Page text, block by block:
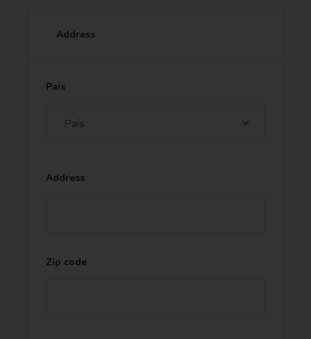
Address
País
País
Address
Zip code